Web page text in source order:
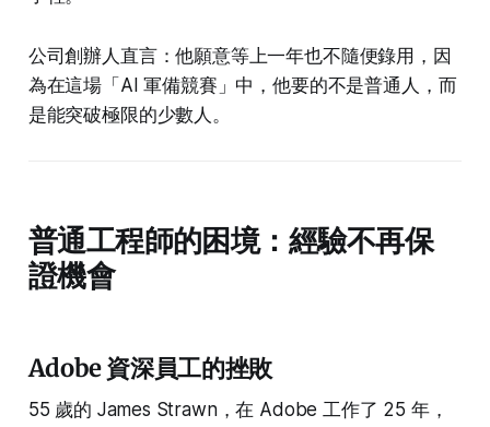
公司創辦人直言：他願意等上一年也不隨便錄用，因
為在這場「AI 軍備競賽」中，他要的不是普通人，而
是能突破極限的少數人。
普通工程師的困境：經驗不再保
證機會
Adobe 資深員工的挫敗
55 歲的 James Strawn，在 Adobe 工作了 25 年，